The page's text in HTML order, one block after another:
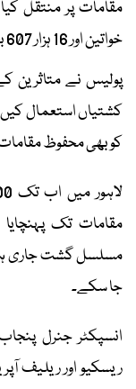
خواتین اور 16 ہزار 607 بچے شامل ہیں۔
کو بھی محفوظ مقامات
مقامات تک
مسلسل گشت جاری ہے
جا سکے۔
انسپکٹر جنرل
ریسکیو اور ریلیف